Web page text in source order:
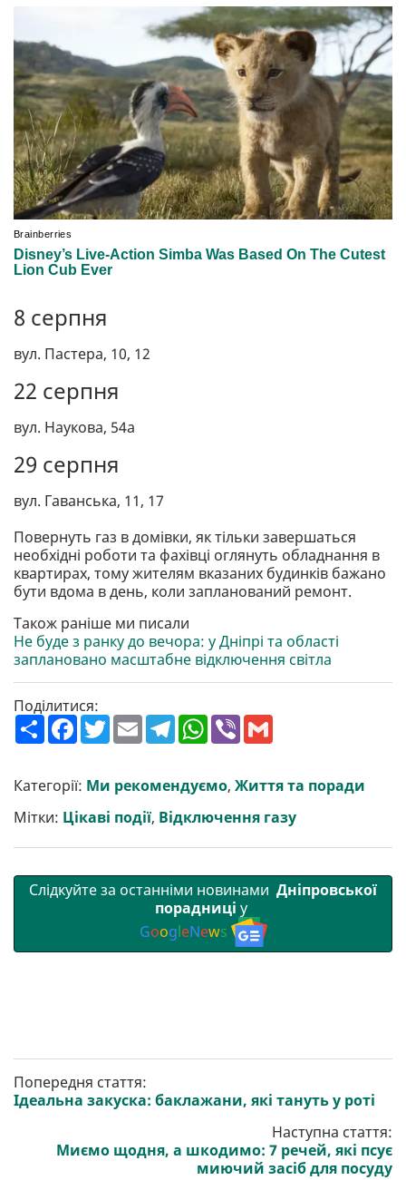
8 серпня
вул. Пастера, 10, 12
22 серпня
вул. Наукова, 54а
29 серпня
вул. Гаванська, 11, 17
Повернуть газ в домівки, як тільки завершаться
необхідні роботи та фахівці оглянуть обладнання в
квартирах, тому жителям вказаних будинків бажано
бути вдома в день, коли запланований ремонт.
Також раніше ми писали
Не буде з ранку до вечора: у Дніпрі та області
заплановано масштабне відключення світла
Поділитися:
П
о
р
и
т
и
F
a
b
o
o
k
T
w
e
r
E
m
l
T
e
g
r
a
m
W
h
s
A
p
p
V
r l
Категорії: Ми рекомендуємо, Життя та поради
Мітки: Цікаві події, Відключення газу
Слідкуйте за останніми новинами Дніпровської
порадниці у
GoogleNews
Попередня стаття:
Ідеальна закуска: баклажани, які тануть у роті
Наступна стаття:
Миємо щодня, а шкодимо: 7 речей, які псує
миючий засіб для посуду